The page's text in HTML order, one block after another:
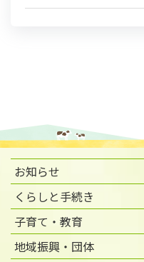
お知らせ
くらしと手続き
子育て・教育
地域振興・団体